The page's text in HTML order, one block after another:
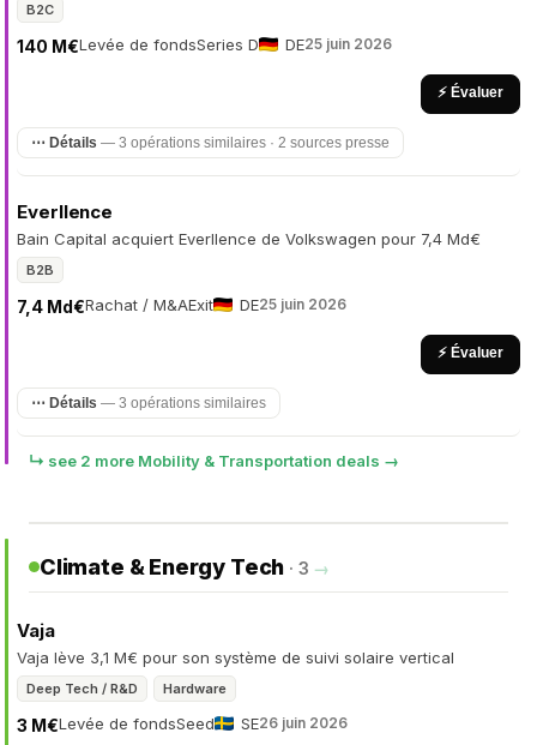
B2C
Levée de fonds
140 M€ Series D DE25 juin 2026
⚡ Évaluer
⋯ Détails — 3 opérations similaires · 2 sources presse
Everllence
Bain Capital acquiert Everllence de Volkswagen pour 7,4 Md€
B2B
Rachat / M&A
7,4 Md€ Exit DE25 juin 2026
⚡ Évaluer
⋯ Détails — 3 opérations similaires
↳ see 2 more Mobility & Transportation deals →
Climate & Energy Tech · 3 →
Vaja
Vaja lève 3,1 M€ pour son système de suivi solaire vertical
Deep Tech / R&D Hardware
Levée de fonds
3 M€ Seed SE26 juin 2026